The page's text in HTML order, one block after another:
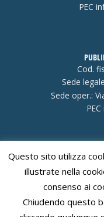
PEC
Cod.
Sede
Sede oper.:
PEC
Visa
Questo sito utilizza
illustrate nella
consenso ai
Chiudendo questo